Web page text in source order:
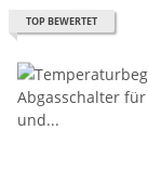
TOP BEWERTET